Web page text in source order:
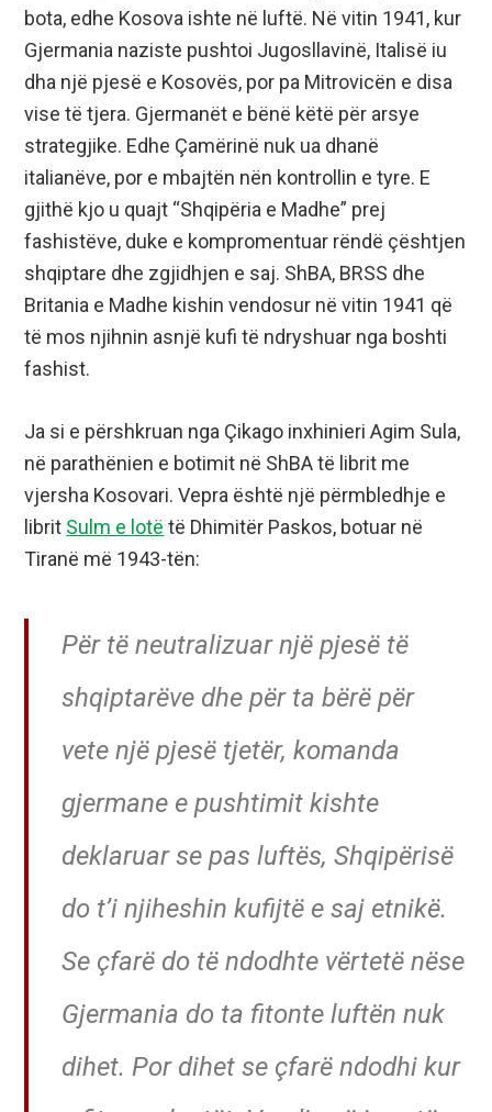
bota, edhe Kosova ishte në luftë. Në vitin 1941, kur
Gjermania naziste pushtoi Jugosllavinë, Italisë iu
dha një pjesë e Kosovës, por pa Mitrovicën e disa
vise të tjera. Gjermanët e bënë këtë për arsye
strategjike. Edhe Çamërinë nuk ua dhanë
italianëve, por e mbajtën nën kontrollin e tyre. E
gjithë kjo u quajt “Shqipëria e Madhe” prej
fashistëve, duke e kompromentuar rëndë çështjen
shqiptare dhe zgjidhjen e saj. ShBA, BRSS dhe
Britania e Madhe kishin vendosur në vitin 1941 që
të mos njihnin asnjë kufi të ndryshuar nga boshti
fashist.
Ja si e përshkruan nga Çikago inxhinieri Agim Sula,
në parathënien e botimit në ShBA të librit me
vjersha Kosovari. Vepra është një përmbledhje e
librit Sulm e lotë të Dhimitër Paskos, botuar në
Tiranë më 1943-tën:
Për të neutralizuar një pjesë të
shqiptarëve dhe për ta bërë për
vete një pjesë tjetër, komanda
gjermane e pushtimit kishte
deklaruar se pas luftës, Shqipërisë
do t’i njiheshin kufijtë e saj etnikë.
Se çfarë do të ndodhte vërtetë nëse
Gjermania do ta fitonte luftën nuk
dihet. Por dihet se çfarë ndodhi kur